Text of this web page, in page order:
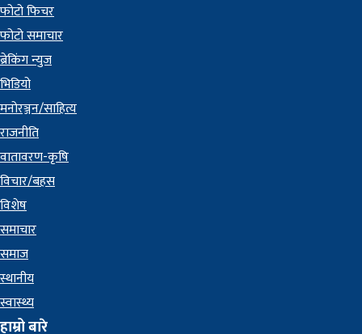
फोटो फिचर
फोटो समाचार
ब्रेकिंग न्युज
भिडियो
मनोरञ्जन/साहित्य
राजनीति
वातावरण-कृषि
विचार/बहस
विशेष
समाचार
समाज
स्थानीय
स्वास्थ्य
हाम्रो बारे